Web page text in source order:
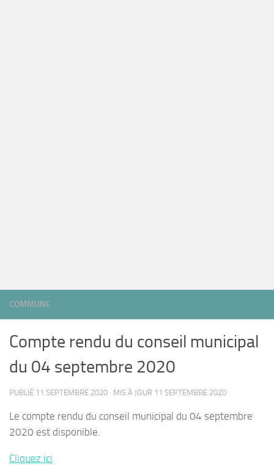
COMMUNE
Compte rendu du conseil municipal
du 04 septembre 2020
PUBLIÉ 11 SEPTEMBRE 2020 · MIS À JOUR 11 SEPTEMBRE 2020
Le compte rendu du conseil municipal du 04 septembre
2020 est disponible.
Cliquez ici